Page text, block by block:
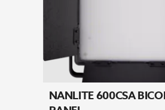
NANLITE 600CSA